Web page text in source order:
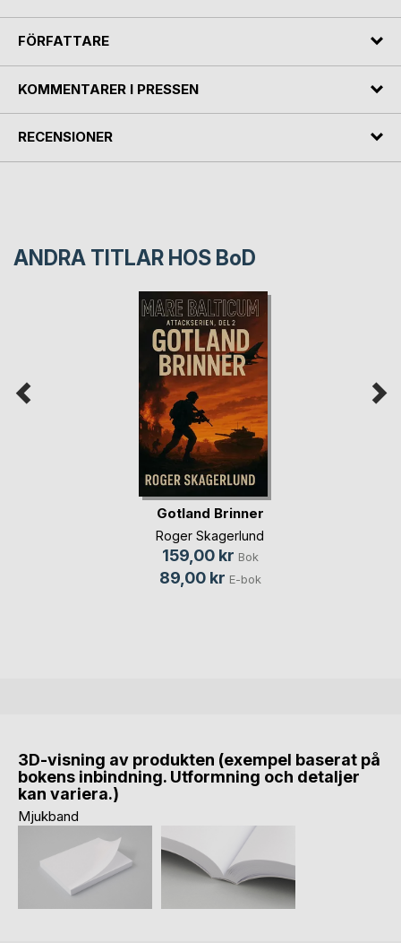
FÖRFATTARE
KOMMENTARER I PRESSEN
RECENSIONER
ANDRA TITLAR HOS BoD
Gotland Brinner
Roger Skagerlund
159,00 kr Bok
89,00 kr E-bok
3D-visning av produkten (exempel baserat på
bokens inbindning. Utformning och detaljer
kan variera.)
Mjukband